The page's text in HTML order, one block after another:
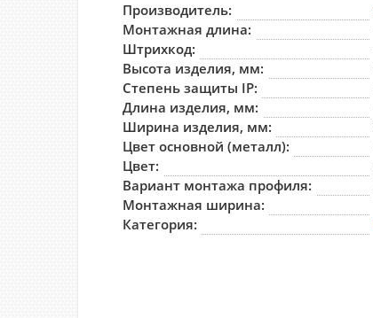
Производитель:
Монтажная длина:
Штрихкод:
Высота изделия, мм:
Степень защиты IP:
Длина изделия, мм:
Ширина изделия, мм:
Цвет основной (металл):
Цвет:
Вариант монтажа профиля:
Монтажная ширина:
Категория: